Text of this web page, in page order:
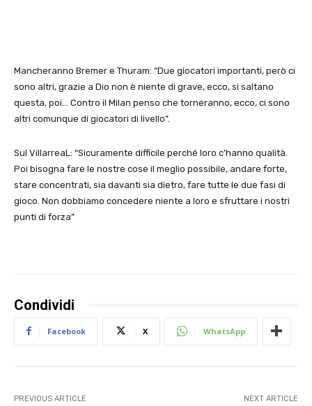
Mancheranno Bremer e Thuram: “Due giocatori importanti, però ci
sono altri, grazie a Dio non è niente di grave, ecco, si saltano
questa, poi… Contro il Milan penso che torneranno, ecco, ci sono
altri comunque di giocatori di livello”.
Sul VillarreaL: “Sicuramente difficile perché loro c’hanno qualità.
Poi bisogna fare le nostre cose il meglio possibile, andare forte,
stare concentrati, sia davanti sia dietro, fare tutte le due fasi di
gioco. Non dobbiamo concedere niente a loro e sfruttare i nostri
punti di forza”
Condividi
Facebook X WhatsApp
PREVIOUS ARTICLE NEXT ARTICLE